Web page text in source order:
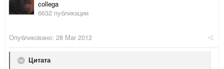
collega
6632 публикации
Опубликовано: 28 Mar 2012
Цитата